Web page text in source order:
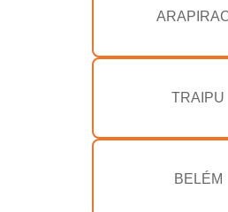
TRAIPU
BELÉM